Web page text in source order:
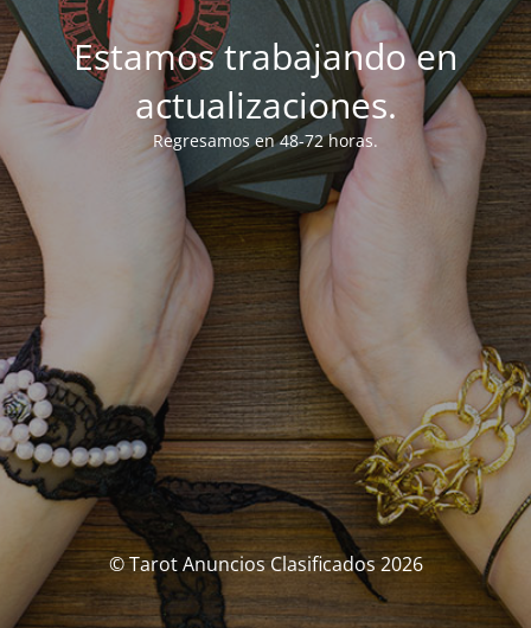
Estamos trabajando en
actualizaciones.
Regresamos en 48-72 horas.
© Tarot Anuncios Clasificados 2026